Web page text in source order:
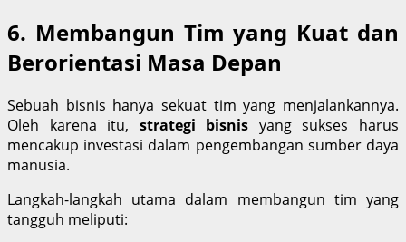
6. Membangun Tim yang Kuat dan
Berorientasi Masa Depan
Sebuah bisnis hanya sekuat tim yang menjalankannya.
Oleh karena itu, strategi bisnis yang sukses harus
mencakup investasi dalam pengembangan sumber daya
manusia.
Langkah-langkah utama dalam membangun tim yang
tangguh meliputi: